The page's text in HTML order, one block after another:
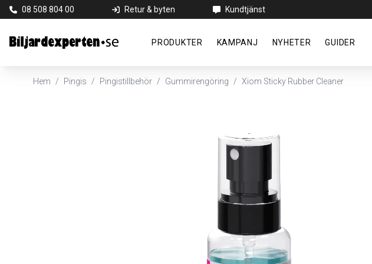
08 508 804 00 Retur & byten Kundtjänst
PRODUKTER KAMPANJ NYHETER GUIDER
Hem / Pingis / Pingistillbehör / Gummirengöring / Xiom Sticky Rubber Cleaner